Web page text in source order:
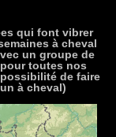
qui font vibrer
à cheval
un groupe de
toutes nos
de faire
à cheval)